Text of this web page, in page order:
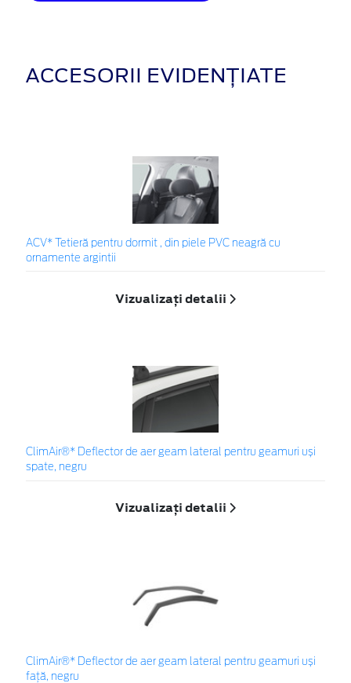
ACCESORII EVIDENȚIATE
ACV* Tetieră pentru dormit , din piele PVC neagră cu
ornamente argintii
Vizualizați detalii
ClimAir®* Deflector de aer geam lateral pentru geamuri uși
spate, negru
Vizualizați detalii
ClimAir®* Deflector de aer geam lateral pentru geamuri uși
față, negru